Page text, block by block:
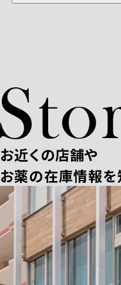
お近くの店舗や
お薬の在庫情報を